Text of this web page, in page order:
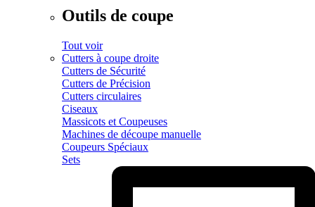
Outils de coupe
Tout voir
Cutters à coupe droite
Cutters de Sécurité
Cutters de Précision
Cutters circulaires
Ciseaux
Massicots et Coupeuses
Machines de découpe manuelle
Coupeurs Spéciaux
Sets